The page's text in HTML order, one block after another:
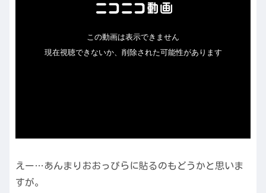
えー…あんまりおおっぴらに貼るのもどうかと思いま
すが。